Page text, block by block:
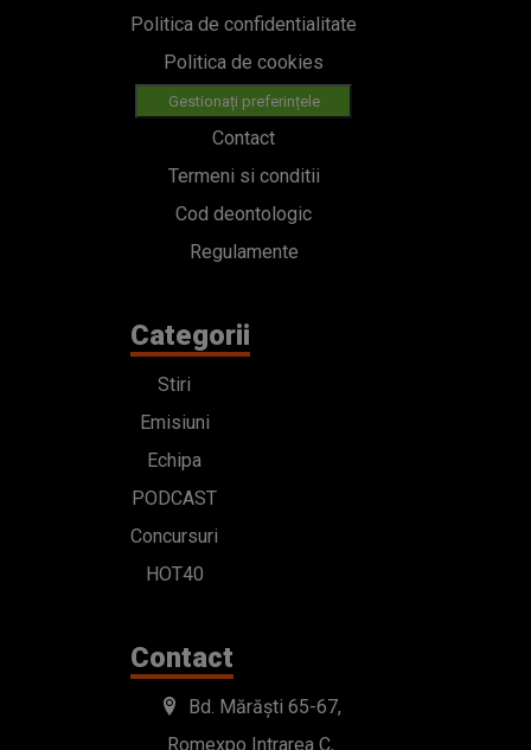
Politica de confidentialitate
Politica de cookies
Gestionați preferințele
Contact
Termeni si conditii
Cod deontologic
Regulamente
Categorii
Stiri
Emisiuni
Echipa
PODCAST
Concursuri
HOT40
Contact
Bd. Mărăști 65-67,
Romexpo Intrarea C,